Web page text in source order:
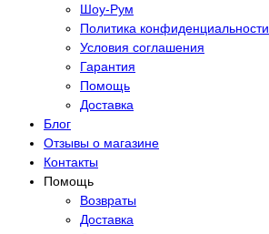
Шоу-Рум
Политика конфиденциальности
Условия соглашения
Гарантия
Помощь
Доставка
Блог
Отзывы о магазине
Контакты
Помощь
Возвраты
Доставка